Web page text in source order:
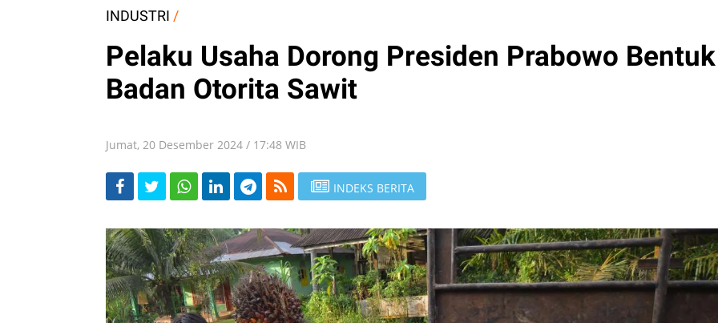
INDUSTRI /
Pelaku Usaha Dorong Presiden Prabowo Bentuk
Badan Otorita Sawit
Jumat, 20 Desember 2024 / 17:48 WIB
INDEKS BERITA